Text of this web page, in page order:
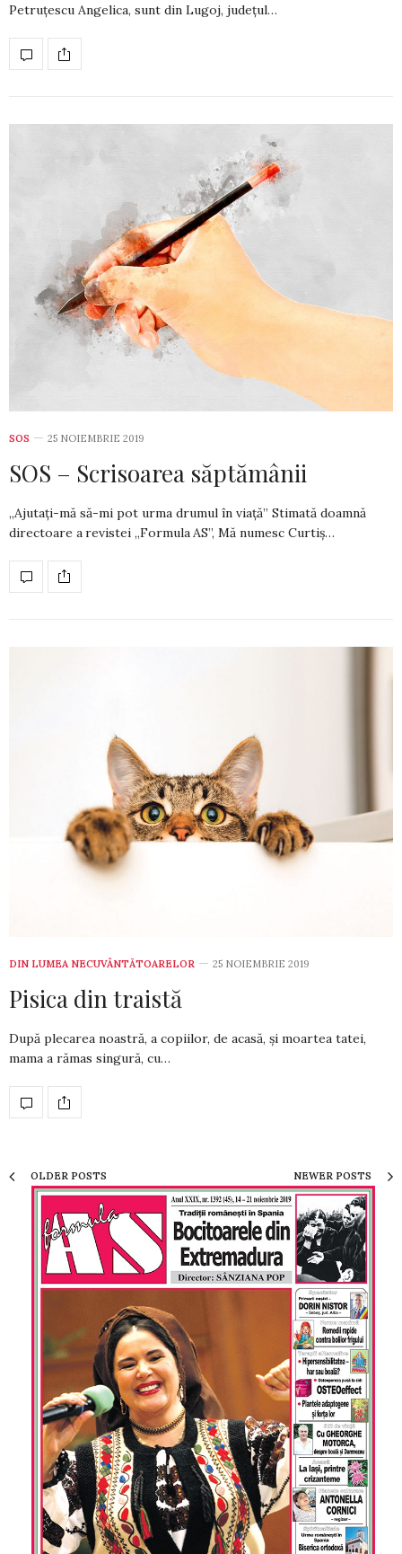
Petruțescu Angelica, sunt din Lu­goj, județul…
SOS 25 NOIEMBRIE 2019
SOS – Scrisoarea săptămânii
„Ajutați-mă să-mi pot urma drumul în viață” Stimată doamnă
directoare a revistei „Formula AS”, Mă numesc Curtiș…
DIN LUMEA NECUVÂNTĂTOARELOR 25 NOIEMBRIE 2019
Pisica din traistă
După plecarea noastră, a copiilor, de acasă, și moartea tatei,
mama a ră­mas singură, cu…
OLDER POSTS NEWER POSTS